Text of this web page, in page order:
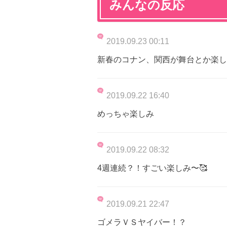
みんなの反応
2019.09.23 00:11
新春のコナン、関西が舞台とか楽
2019.09.22 16:40
めっちゃ楽しみ
2019.09.22 08:32
4週連続？！すごい楽しみ〜🥰
2019.09.21 22:47
ゴメラＶＳヤイバー！？